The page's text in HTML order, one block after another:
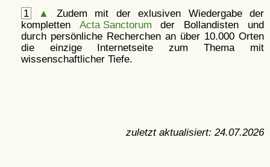
1 ▲
Zudem mit der exlusiven Wiedergabe der
kompletten Acta Sanctorum der Bollandisten und
durch persönliche Recherchen an über 10.000 Orten
die einzige Internetseite zum Thema mit
wissenschaftlicher Tiefe.
zuletzt aktualisiert: 24.07.2026